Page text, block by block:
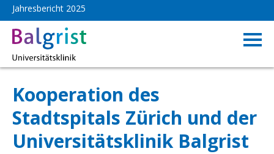
Jahresbericht 2025
Rückblick
Kooperation des
Stadtspitals Zürich und der
Universitätsklinik Balgrist